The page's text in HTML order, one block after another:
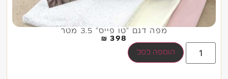
מפה דגם "טו פייס" 3.5 מטר
398
₪
הוספה לסל